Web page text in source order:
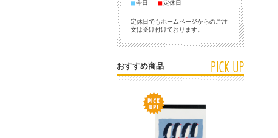
■今日 ■定休日
定休日でもホームページからのご注
文は受け付けております。
おすすめ商品